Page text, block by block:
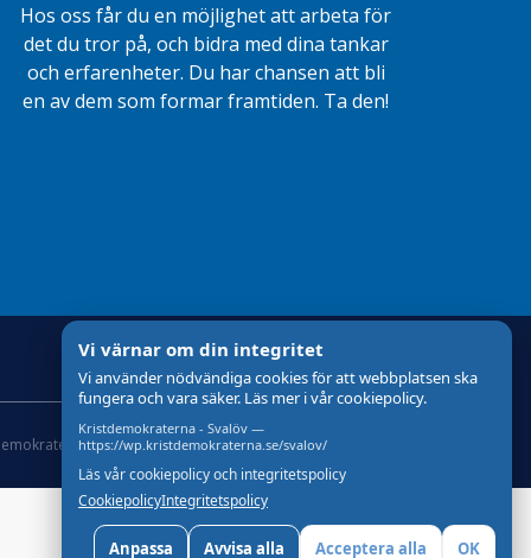
Hos oss får du en möjlighet att arbeta för
det du tror på, och bidra med dina tankar
och erfarenheter. Du har chansen att bli
en av dem som formar framtiden. Ta den!
Om Cookies Skapad med
Vi värnar om din integritet
Vi använder nödvändiga cookies för att webbplatsen ska
fungera och vara säker. Läs mer i vår cookiepolicy.
Kristdemokraterna - Svalöv —
https://wp.kristdemokraterna.se/svalov/
Läs vår cookiepolicy och integritetspolicy
CookiepolicyIntegritetspolicy
Anpassa Avvisa alla Acceptera alla OK